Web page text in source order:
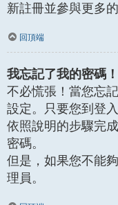
新註冊並參與更多的
回頂端
我忘記了我的密碼！
不必慌張！當您忘
設定。只要您到登
依照說明的步驟完
密碼。
但是，如果您不能
理員。